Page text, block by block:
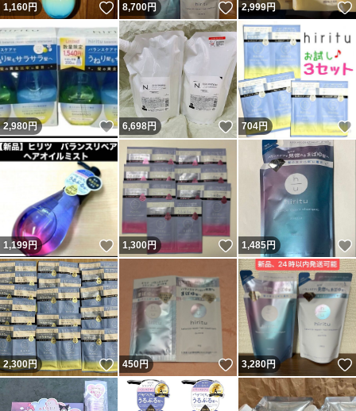
1,160円 いいね！
8,700円 いいね！
2,999円
2,980円 いいね！
6,698円 いいね！
704円
1,199円 いいね！
1,300円 いいね！
1,485円
2,300円 いいね！
450円 いいね！
3,280円